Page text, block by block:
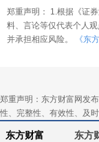
郑重声明： 1.根据《证
料、言论等仅代表个人
并承担相应风险。
《东
郑重声明：东方财富网发
性、完整性、有效性、及
东方财富 东方